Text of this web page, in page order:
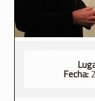
Fecha: